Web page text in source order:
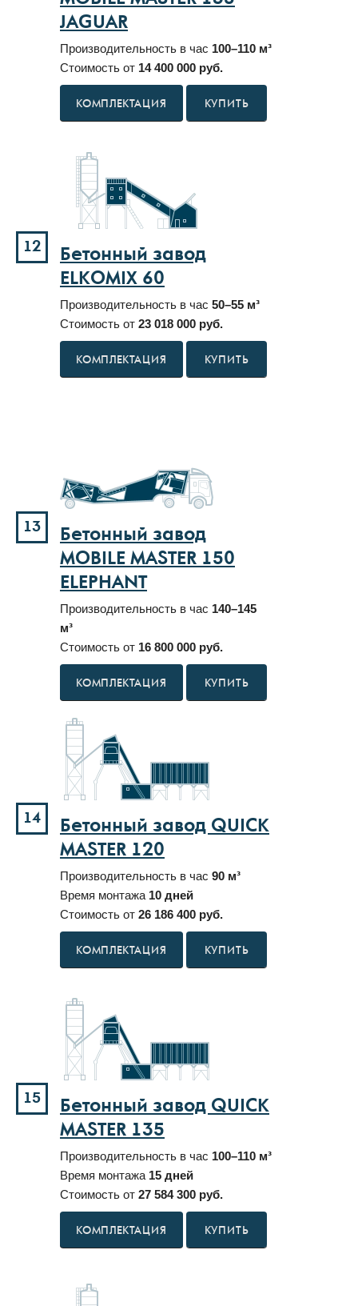
JAGUAR
Производительность в час 100–110 м³
Стоимость от 14 400 000 руб.
КУПИТЬ
12
Бетонный завод
ELKOMIX 60
Производительность в час 50–55 м³
Стоимость от 23 018 000 руб.
КУПИТЬ
13
Бетонный завод
MOBILE MASTER 150
ELEPHANT
Производительность в час 140–145
м³
Стоимость от 16 800 000 руб.
КУПИТЬ
14
Бетонный завод QUICK
MASTER 120
Производительность в час 90 м³
Время монтажа 10 дней
Стоимость от 26 186 400 руб.
КУПИТЬ
15
Бетонный завод QUICK
MASTER 135
Производительность в час 100–110 м³
Время монтажа 15 дней
Стоимость от 27 584 300 руб.
КУПИТЬ